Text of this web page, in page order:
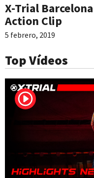
X-Trial
Action Clip
5 febrero, 2019
Top Vídeos